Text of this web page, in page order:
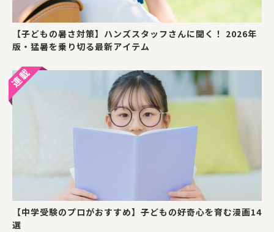
【子どもの暑さ対策】ハンズスタッフさんに聞く！ 2026年
版・猛暑を乗り切る最新アイテム
【中学受験のプロがおすすめ】子どもの好奇心を育む漫画14
選